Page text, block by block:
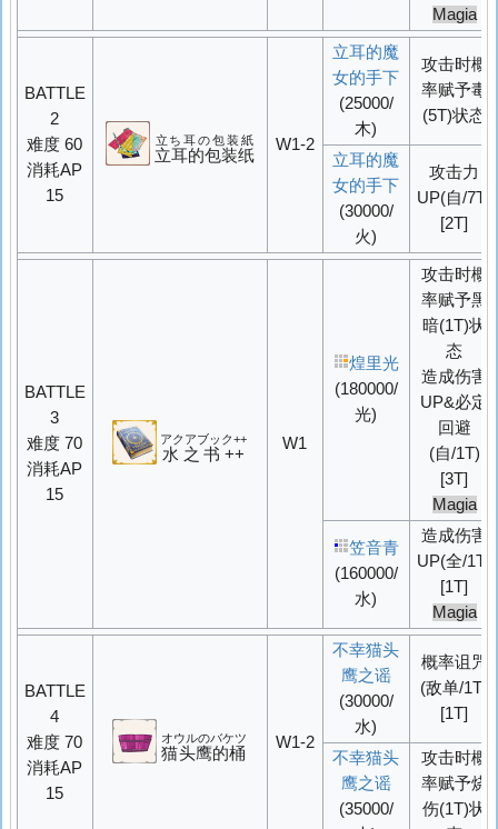
Magia
BATTLE
2
难度 60
消耗AP
15
立耳的包装纸
立ち耳の包装紙 W1-2
立耳的魔
女的手下
(25000/
木)
攻击时概
率赋予毒
(5T)状态
立耳的魔
女的手下
(30000/
火)
攻击力
UP(自/7T)
[2T]
BATTLE
3
难度 70
消耗AP
15
水之书++
アクアブック++ W1
煌里光
(180000/
光)
攻击时概
率赋予黑
暗(1T)状
态
造成伤害
UP&必定
回避
(自/1T)
[3T]
Magia
笠音青
(160000/
水)
造成伤害
UP(全/1T)
[1T]
Magia
BATTLE
4
难度 70
消耗AP
15
猫头鹰的桶
オウルのバケツ W1-2
不幸猫头
鹰之谣
(30000/
水)
概率诅咒
(敌单/1T)
[1T]
不幸猫头
鹰之谣
(35000/
攻击时概
率赋予烧
伤(1T)状